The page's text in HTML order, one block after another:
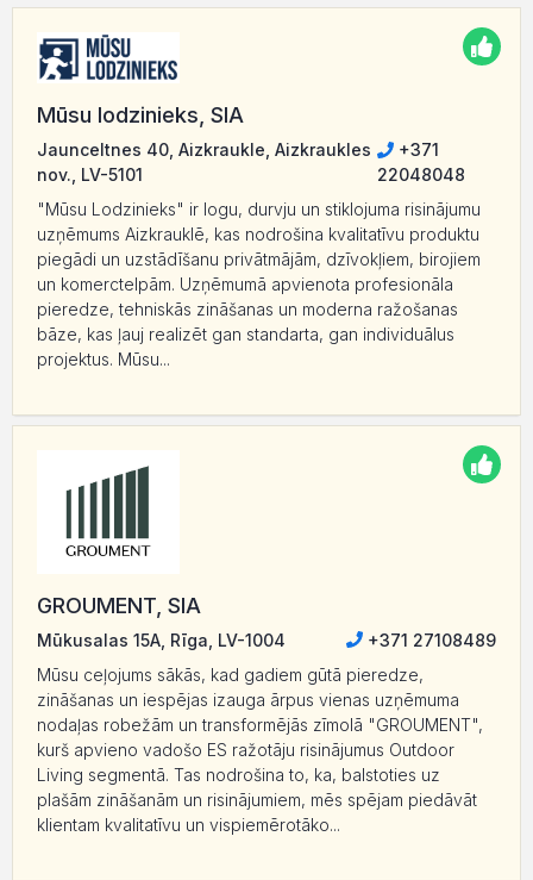
Mūsu lodzinieks, SIA
Jaunceltnes 40, Aizkraukle, Aizkraukles
nov., LV-5101
+371
22048048
"Mūsu Lodzinieks" ir logu, durvju un stiklojuma risinājumu
uzņēmums Aizkrauklē, kas nodrošina kvalitatīvu produktu
piegādi un uzstādīšanu privātmājām, dzīvokļiem, birojiem
un komerctelpām. Uzņēmumā apvienota profesionāla
pieredze, tehniskās zināšanas un moderna ražošanas
bāze, kas ļauj realizēt gan standarta, gan individuālus
projektus. Mūsu...
GROUMENT, SIA
Mūkusalas 15A, Rīga, LV-1004
+371 27108489
Mūsu ceļojums sākās, kad gadiem gūtā pieredze,
zināšanas un iespējas izauga ārpus vienas uzņēmuma
nodaļas robežām un transformējās zīmolā "GROUMENT",
kurš apvieno vadošo ES ražotāju risinājumus Outdoor
Living segmentā. Tas nodrošina to, ka, balstoties uz
plašām zināšanām un risinājumiem, mēs spējam piedāvāt
klientam kvalitatīvu un vispiemērotāko...